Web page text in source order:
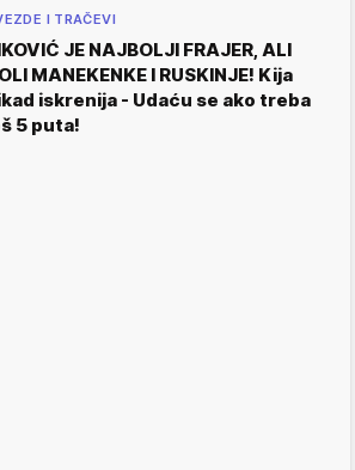
I TRAČEVI
JE NAJBOLJI FRAJER, ALI
MANEKENKE I RUSKINJE! Kija
iskrenija - Udaću se ako treba
5 puta!